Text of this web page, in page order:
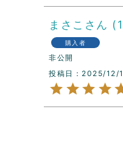
まさこ
購入者
非公開
投稿日
2025/12/